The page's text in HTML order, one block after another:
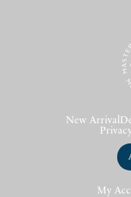
New Arrival
My